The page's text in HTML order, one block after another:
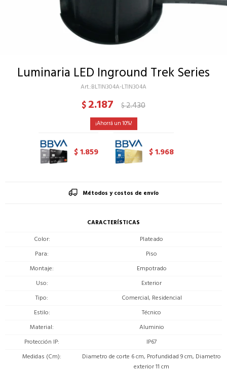
Luminaria LED Inground Trek Series
BLTIN304A-LTIN304A
$2.187 $2.430
10
$1.859 $1.968
Métodos y costos de envío
CARACTERÍSTICAS
Color
Plateado
Para
Piso
Montaje
Empotrado
Uso
Exterior
Tipo
Comercial, Residencial
Estilo
Técnico
Material
Aluminio
Protección IP
IP67
Medidas (Cm)
Diametro de corte 6 cm, Profundidad 9 cm, Diametro
exterior 11 cm